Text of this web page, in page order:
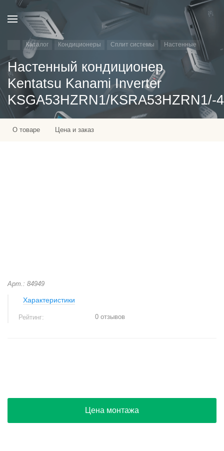
Каталог Кондиционеры Сплит системы Настенные
Настенный кондиционер
Kentatsu Kanami Inverter
KSGA53HZRN1/KSRA53HZRN1/-
О товаре Цена и заказ
Арт.: 84949
Характеристики
Рейтинг: 0 отзывов
Цена монтажа